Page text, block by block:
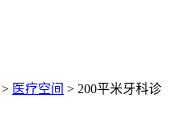
> 医疗空间 > 200平米牙科诊